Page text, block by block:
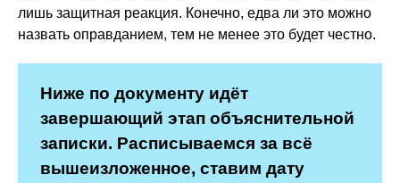
лишь защитная реакция. Конечно, едва ли это можно
назвать оправданием, тем не менее это будет честно.
Ниже по документу идёт
завершающий этап объяснительной
записки. Расписываемся за всё
вышеизложенное, ставим дату